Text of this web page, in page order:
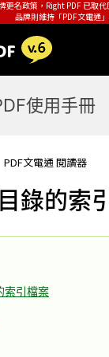
更名政策，Right PDF 已取
品牌則維持「PDF文電通」
使用手冊
PDF文電通 閱讀器
錄的索
索引檔案